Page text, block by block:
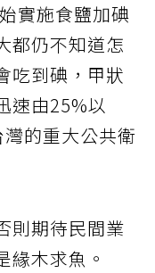
實施食鹽加碘
都仍不知道怎
吃到碘，甲狀
速由25%以
的重大公共衛
則期待民間業
緣木求魚。